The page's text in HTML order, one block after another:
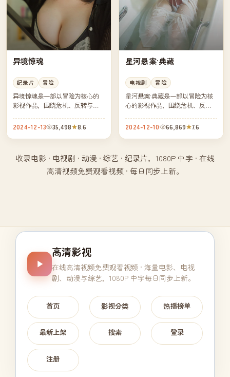
异境惊魂
纪录片 冒险
异境惊魂是一部以冒险为核心的
影视作品，围绕危机、反转与人
得推荐观看。
2024-12-13 35,498 8.6
星河悬案·典藏
电视剧 冒险
星河悬案·典藏是一部以冒险为核
心的影视作品，围绕危机、反转
凑，值得推荐观看。
2024-12-10 66,869 7.6
收录电影 · 电视剧 · 动漫 · 综艺 · 纪录片，1080P 中字 · 在线
高清视频免费观看视频 · 每日同步上新。
高清影视
在线高清视频免费观看视频 · 海量电影、电视
剧、动漫与综艺，1080P 中字每日同步上新。
首页 影视分类 热播榜单
最新上架 搜索 登录
注册